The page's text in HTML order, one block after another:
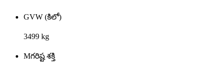
GVW (కిలో)
3499 kg
Mగరిష్ట శక్తి